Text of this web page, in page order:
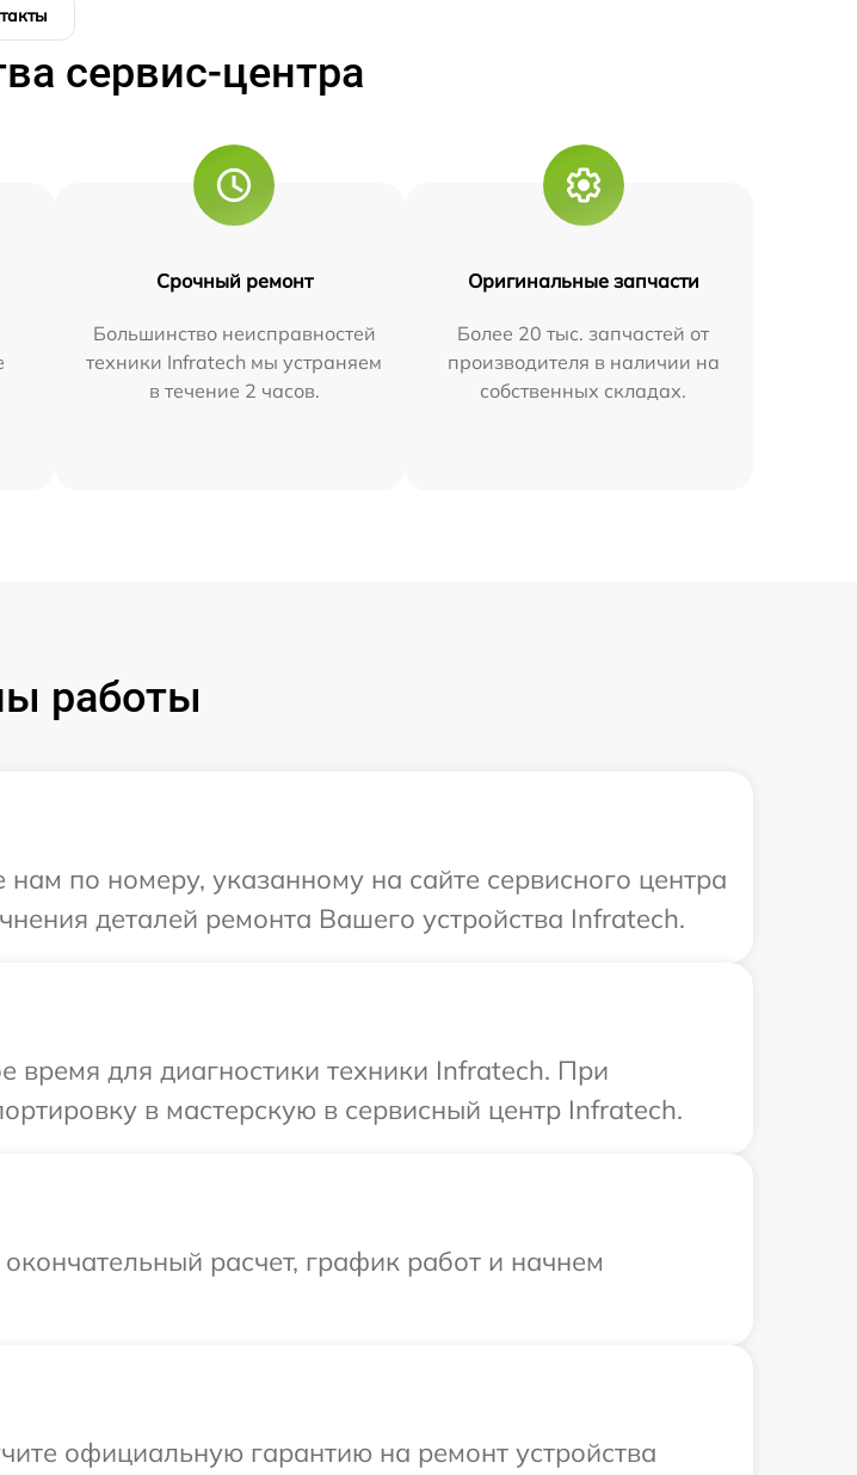
сервис-центра
Срочный ремонт
Большинство неисправностей
техники Infratech мы устраняем
в течение 2 часов.
Оригинальные запчасти
Более 20 тыс. запчастей от
производителя в наличии на
собственных складах.
работы
по номеру, указанному на сайте сервисного центра
деталей ремонта Вашего устройства Infratech.
для диагностики техники Infratech. При
в мастерскую в сервисный центр Infratech.
расчет, график работ и начнем
официальную гарантию на ремонт устройства